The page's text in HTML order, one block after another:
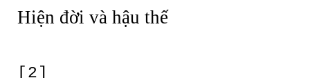
Hiện đời và hậu thế
[2]